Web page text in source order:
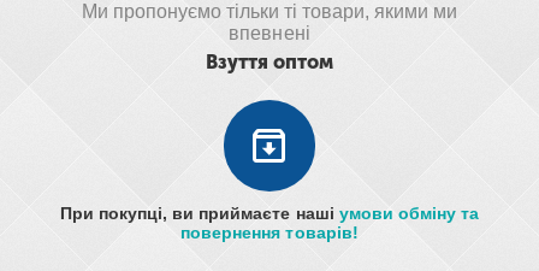
Ми пропонуємо тільки ті товари, якими ми
впевнені
Взуття оптом
При покупці, ви приймаєте наші умови обміну та
повернення товарів!